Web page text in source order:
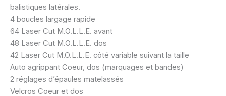
balistiques latérales.
4 boucles largage rapide
64 Laser Cut M.O.L.L.E. avant
48 Laser Cut M.O.L.L.E. dos
42 Laser Cut M.O.L.L.E. côté variable suivant la taille
Auto agrippant Coeur, dos (marquages et bandes)
2 réglages d’épaules matelassés
Velcros Coeur et dos